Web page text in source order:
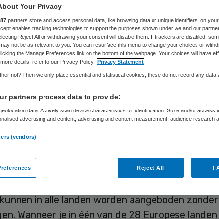
Peter Kapitein15 september 2017,10:52 52 keer gelezen
het uiteindelijk in Europa voor elkaar gekregen
goederen, diensten en geld vrij te laten stromen.
dan ook niet voor de trials en de behandelingen?
inmiddels aan gewend dat we door Europa
en dat we in veel van de Europese
betalen. Vrachtwagens met goederen
in alle landen worden aangeboden zonder
Wanneer je in één van de 28 Europese
Your Privacy
partners store and access personal data, like browsing data or unique identifiers, on your
enables tracking technologies to support the purposes shown under we and our
Reject All or withdrawing your consent will disable them. If trackers are disabled,
not be as relevant to you. You can resurface this menu to change your choices or
the Manage Preferences link on the bottom of the webpage. Your choices will have
details, refer to our Privacy Policy.
Privacy Statement
not? Then we only place essential and statistical cookies, these do not record any data
partners process data to provide:
data. Actively scan device characteristics for identification. Store and/or access
advertising and content, advertising and content measurement, audience research
(vendors)
Reject All I